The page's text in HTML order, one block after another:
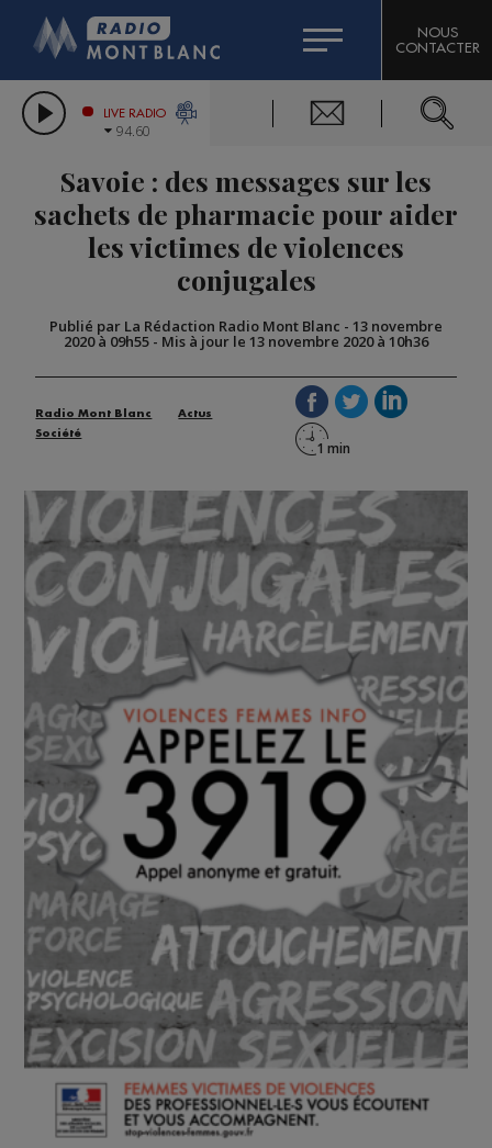
LES CHRONIQUES DE L'EXPERT
CITIZEN MACHINERY
GRAND MASSIF DOMAINES SKIABLES
BIGARD
COMPAGNIE DU MONT-BLANC
NOUS
CONTACTER
LIVE RADIO
94.60
Savoie : des messages sur les
sachets de pharmacie pour aider
les victimes de violences
conjugales
Publié par La Rédaction Radio Mont Blanc - 13 novembre
2020 à 09h55 - Mis à jour le 13 novembre 2020 à 10h36
Radio Mont Blanc
Actus
Société